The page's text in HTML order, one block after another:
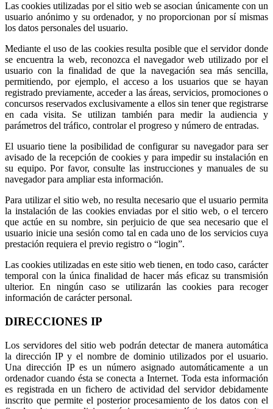
Las cookies utilizadas por el sitio web se asocian únicamente con un
usuario anónimo y su ordenador, y no proporcionan por sí mismas
los datos personales del usuario.
Mediante el uso de las cookies resulta posible que el servidor donde
se encuentra la web, reconozca el navegador web utilizado por el
usuario con la finalidad de que la navegación sea más sencilla,
permitiendo, por ejemplo, el acceso a los usuarios que se hayan
registrado previamente, acceder a las áreas, servicios, promociones o
concursos reservados exclusivamente a ellos sin tener que registrarse
en cada visita. Se utilizan también para medir la audiencia y
parámetros del tráfico, controlar el progreso y número de entradas.
El usuario tiene la posibilidad de configurar su navegador para ser
avisado de la recepción de cookies y para impedir su instalación en
su equipo. Por favor, consulte las instrucciones y manuales de su
navegador para ampliar esta información.
Para utilizar el sitio web, no resulta necesario que el usuario permita
la instalación de las cookies enviadas por el sitio web, o el tercero
que actúe en su nombre, sin perjuicio de que sea necesario que el
usuario inicie una sesión como tal en cada uno de los servicios cuya
prestación requiera el previo registro o “login”.
Las cookies utilizadas en este sitio web tienen, en todo caso, carácter
temporal con la única finalidad de hacer más eficaz su transmisión
ulterior. En ningún caso se utilizarán las cookies para recoger
información de carácter personal.
DIRECCIONES IP
Los servidores del sitio web podrán detectar de manera automática
la dirección IP y el nombre de dominio utilizados por el usuario.
Una dirección IP es un número asignado automáticamente a un
ordenador cuando ésta se conecta a Internet. Toda esta información
es registrada en un fichero de actividad del servidor debidamente
inscrito que permite el posterior procesamiento de los datos con el